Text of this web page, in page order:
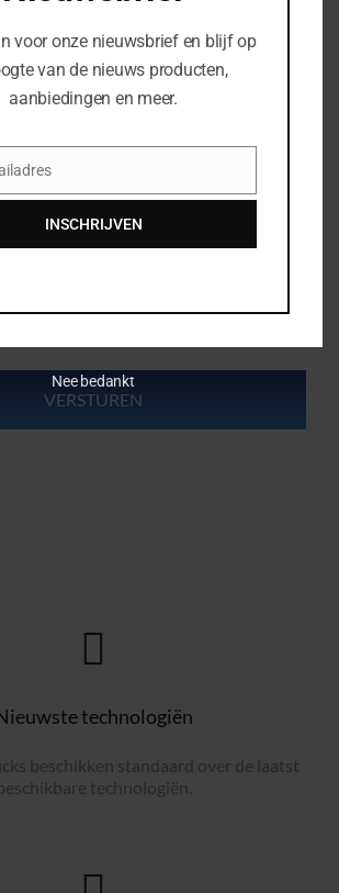
technologiën
beschikken standaard over de laatst
technologiën.
voor onze nieuwsbrief en blijf op
van de nieuws producten,
aanbiedingen en meer.
INSCHRIJVEN
Nee bedankt